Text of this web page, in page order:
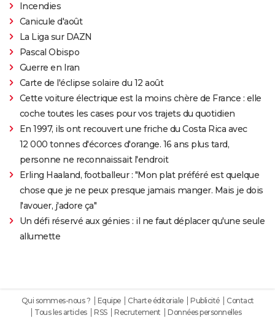
Incendies
Canicule d'août
La Liga sur DAZN
Pascal Obispo
Guerre en Iran
Carte de l'éclipse solaire du 12 août
Cette voiture électrique est la moins chère de France : elle
coche toutes les cases pour vos trajets du quotidien
En 1997, ils ont recouvert une friche du Costa Rica avec
12 000 tonnes d'écorces d'orange. 16 ans plus tard,
personne ne reconnaissait l'endroit
Erling Haaland, footballeur : "Mon plat préféré est quelque
chose que je ne peux presque jamais manger. Mais je dois
l'avouer, j'adore ça"
Un défi réservé aux génies : il ne faut déplacer qu'une seule
allumette
Qui sommes-nous ? Equipe Charte éditoriale Publicité
Contact
Tous les articles
RSS Recrutement Données personnelles